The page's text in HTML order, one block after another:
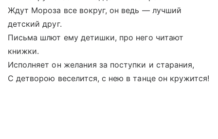
Ждут Мороза все вокруг, он ведь ― лучший
детский друг.
Письма шлют ему детишки, про него читают
книжки.
Исполняет он желания за поступки и старания,
С детворою веселится, с нею в танце он кружится!